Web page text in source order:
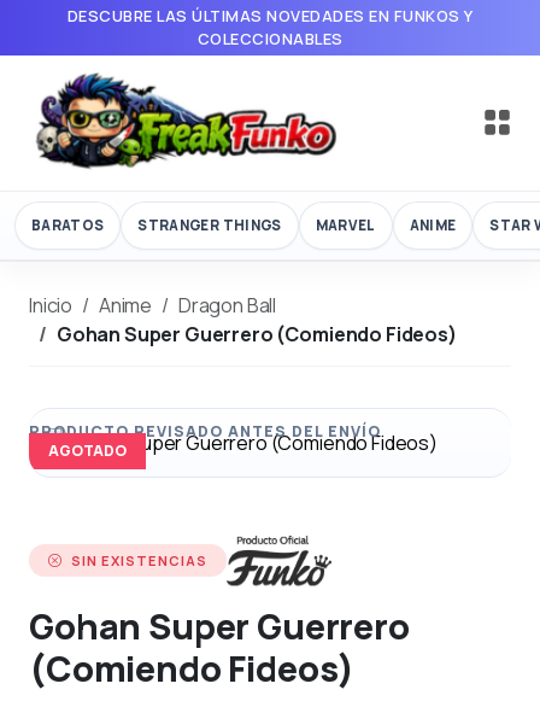
DESCUBRE LAS ÚLTIMAS NOVEDADES EN FUNKOS Y
COLECCIONABLES
BARATOS STRANGER THINGS MARVEL ANIME STAR
Inicio Anime
Dragon Ball
Gohan Super Guerrero (Comiendo Fideos)
AGOTADO
SIN EXISTENCIAS
Gohan Super Guerrero
(Comiendo Fideos)